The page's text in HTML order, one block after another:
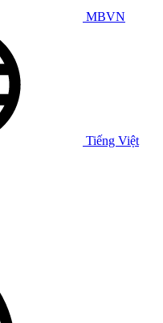
MBVN
Tiếng Việt